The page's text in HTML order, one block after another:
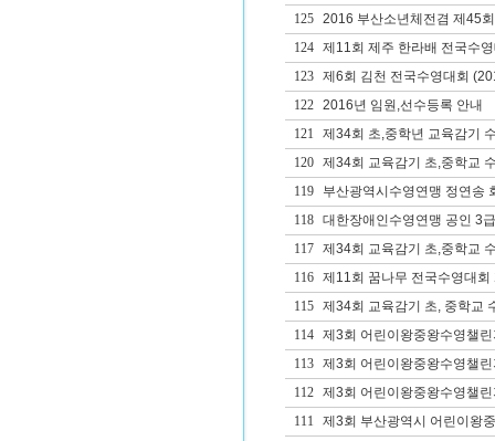
125
2016 부산소년체전겸 제45
124
제11회 제주 한라배 전국수
123
제6회 김천 전국수영대회
122
2016년 임원,선수등록 안내
121
제34회 초,중학년 교육감기
120
제34회 교육감기 초,중학교
119
부산광역시수영연맹 정연송
118
대한장애인수영연맹 공인 3
117
제34회 교육감기 초,중학교
116
제11회 꿈나무 전국수영대회
115
제34회 교육감기 초, 중학교
114
제3회 어린이왕중왕수영챌
113
제3회 어린이왕중왕수영챌
112
제3회 어린이왕중왕수영챌
111
제3회 부산광역시 어린이왕